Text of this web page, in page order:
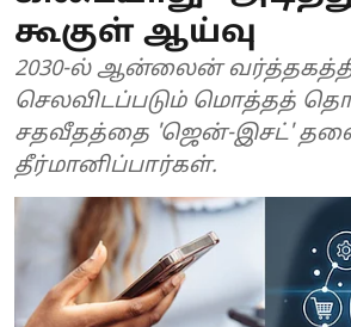
கூகுள் ஆய்வு
2030-ல் ஆன்லைன்
செலவிடப்படும் மொத்தத்
சதவீதத்தை 'ஜென்-இசட்'
தீர்மானிப்பார்கள்.